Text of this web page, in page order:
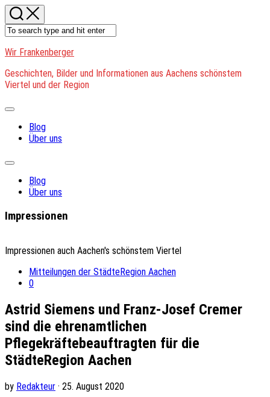
Skip
to
content
Wir Frankenberger
Geschichten, Bilder und Informationen aus Aachens schönstem
Viertel und der Region
Expand
Blog
Über uns
Expand
Blog
Über uns
Impressionen
Impressionen auch Aachen's schönstem Viertel
Mitteilungen der StädteRegion Aachen
0
Astrid Siemens und Franz-Josef Cremer
sind die ehrenamtlichen
Pflegekräftebeauftragten für die
StädteRegion Aachen
by Redakteur · 25. August 2020